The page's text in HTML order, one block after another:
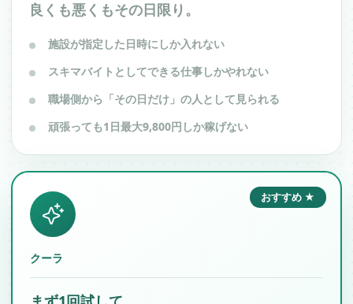
良くも悪くもその日限り。
施設が指定した日時にしか入れない
スキマバイトとしてできる仕事しかやれない
職場側から「その日だけ」の人として見られる
頑張っても1日最大9,800円しか稼げない
おすすめ ★
クーラ